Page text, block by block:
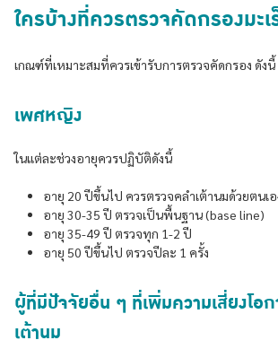
ใครบ้างที่ควรตรวจคัดกรองมะเ
เกณฑ์ที่เหมาะสมที่ควรเข้ารับการตรวจคัดกรอง ดังนี้
เพศหญิง
ในแต่ละช่วงอายุควรปฏิบัติดังนี้
อายุ 20 ปีขึ้นไป ควรตรวจคลำเต้านมด้วยตนเ
อายุ 30-35 ปี ตรวจเป็นพื้นฐาน (base line)
อายุ 35-49 ปี ตรวจทุก 1-2 ปี
อายุ 50 ปีขึ้นไป ตรวจปีละ 1 ครั้ง
ผู้ที่มีปัจจัยอื่น ๆ ที่เพิ่มความเสี่ยงโอก
เต้านม